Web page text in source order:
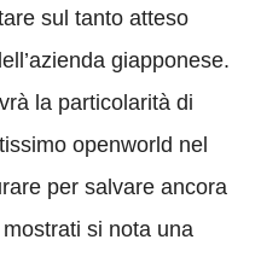
sul tanto atteso
giapponese.
la particolarità di
openworld nel
per salvare ancora
si nota una